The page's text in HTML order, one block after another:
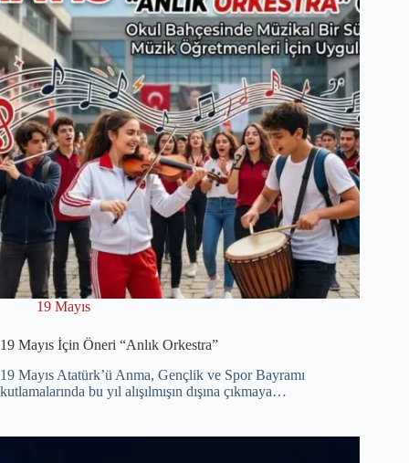
19 Mayıs
19 Mayıs İçin Öneri “Anlık Orkestra”
19 Mayıs Atatürk’ü Anma, Gençlik ve Spor Bayramı
kutlamalarında bu yıl alışılmışın dışına çıkmaya…